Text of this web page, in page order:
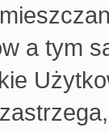
a tym